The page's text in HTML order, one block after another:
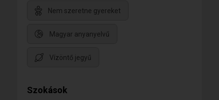
Nem szeretne gyereket
Magyar anyanyelvű
Vízöntő jegyű
Szokások